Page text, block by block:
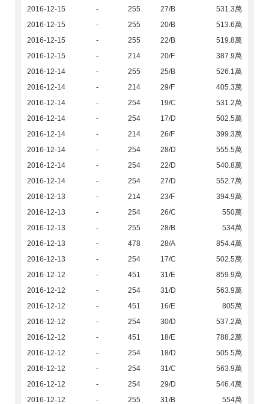
2016-12-15
- 255 27/B
531.3萬
2016-12-15
- 255 20/B
513.6萬
2016-12-15
- 255 22/B
519.8萬
2016-12-15
- 214 20/F
387.9萬
2016-12-14
- 255 25/B
526.1萬
2016-12-14
- 214 29/F
405.3萬
2016-12-14
- 254 19/C
531.2萬
2016-12-14
- 254 17/D
502.5萬
2016-12-14
- 214 26/F
399.3萬
2016-12-14
- 254 28/D
555.5萬
2016-12-14
- 254 22/D
540.8萬
2016-12-14
- 254 27/D
552.7萬
2016-12-13
- 214 23/F
394.9萬
2016-12-13
- 254 26/C
550萬
2016-12-13
- 255 28/B
534萬
2016-12-13
- 478 28/A
854.4萬
2016-12-13
- 254 17/C
502.5萬
2016-12-12
- 451 31/E
859.9萬
2016-12-12
- 254 31/D
563.9萬
2016-12-12
- 451 16/E
805萬
2016-12-12
- 254 30/D
537.2萬
2016-12-12
- 451 18/E
788.2萬
2016-12-12
- 254 18/D
505.5萬
2016-12-12
- 254 31/C
563.9萬
2016-12-12
- 254 29/D
546.4萬
2016-12-12
- 255 31/B 554萬